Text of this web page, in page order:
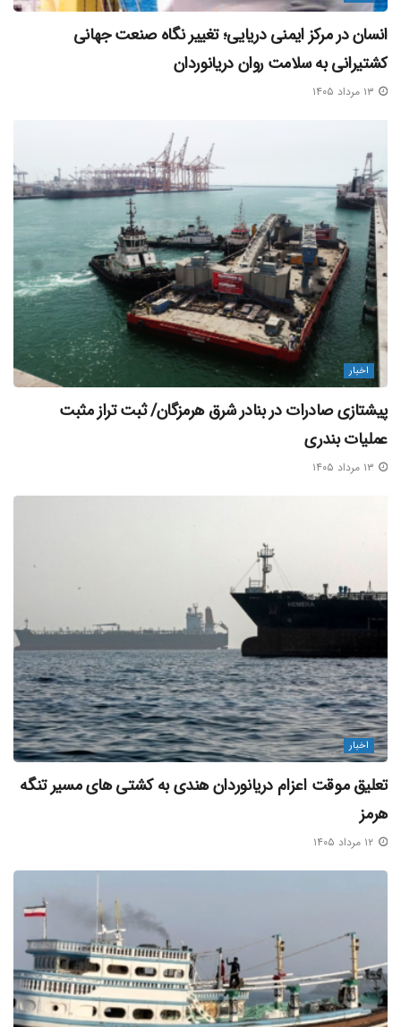
انسان در مرکز ایمنی دریایی؛ تغییر نگاه صنعت جهانی
کشتیرانی به سلامت روان دریانوردان
اخبار
پیشتازی صادرات در بنادر شرق هرمزگان/ ثبت تراز مثبت
عملیات بندری
اخبار
تعلیق موقت اعزام دریانوردان هندی به کشتی‌ های مسیر تنگه
هرمز